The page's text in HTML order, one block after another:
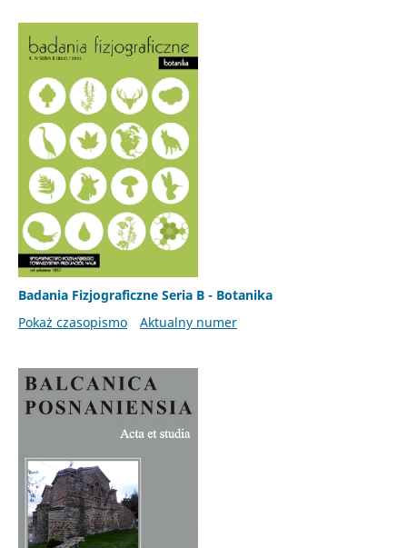
Badania Fizjograficzne Seria B - Botanika
Pokaż czasopismo
Aktualny numer